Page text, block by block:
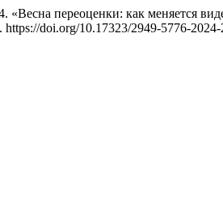
«Весна переоценки: как меняется
https://doi.org/10.17323/2949-5776-